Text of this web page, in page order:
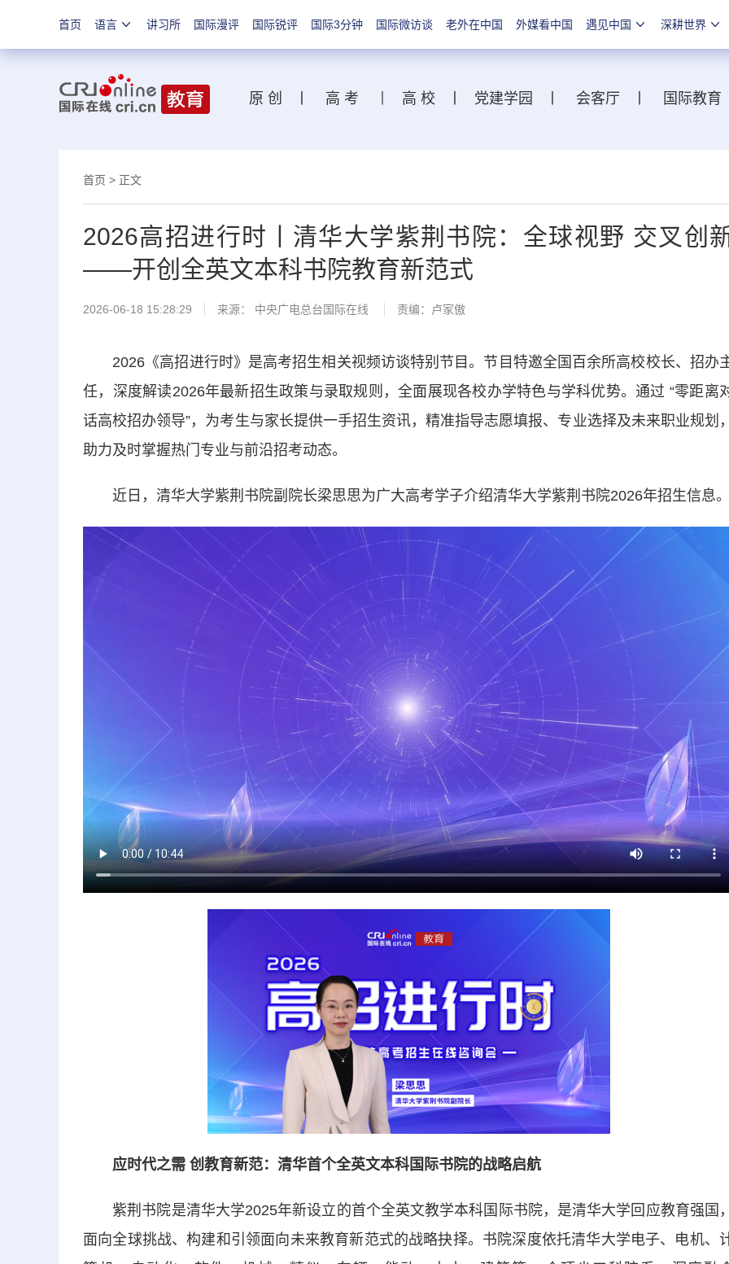
首页 语言 讲习所 国际漫评 国际锐评 国际3分钟 国际微访谈 老外在中国 外媒看中国 遇见中国 深耕世界
原 创 高 考 高 校 党建学园 会客厅 国际教育
首页 > 正文
2026高招进行时丨清华大学紫荆书院：全球视野 交叉创
——开创全英文本科书院教育新范式
2026-06-18 15:28:29 来源： 中央广电总台国际在线 责编：卢家傲
2026《高招进行时》是高考招生相关视频访谈特别节目。节目特邀全国百余所高校校长、招办
任，深度解读2026年最新招生政策与录取规则，全面展现各校办学特色与学科优势。通过 “零距离
话高校招办领导”，为考生与家长提供一手招生资讯，精准指导志愿填报、专业选择及未来职业规划，
助力及时掌握热门专业与前沿招考动态。
近日，清华大学紫荆书院副院长梁思思为广大高考学子介绍清华大学紫荆书院2026年招生信息。
应时代之需 创教育新范：清华首个全英文本科国际书院的战略启航
紫荆书院是清华大学2025年新设立的首个全英文教学本科国际书院，是清华大学回应教育强国，
面向全球挑战、构建和引领面向未来教育新范式的战略抉择。书院深度依托清华大学电子、电机、